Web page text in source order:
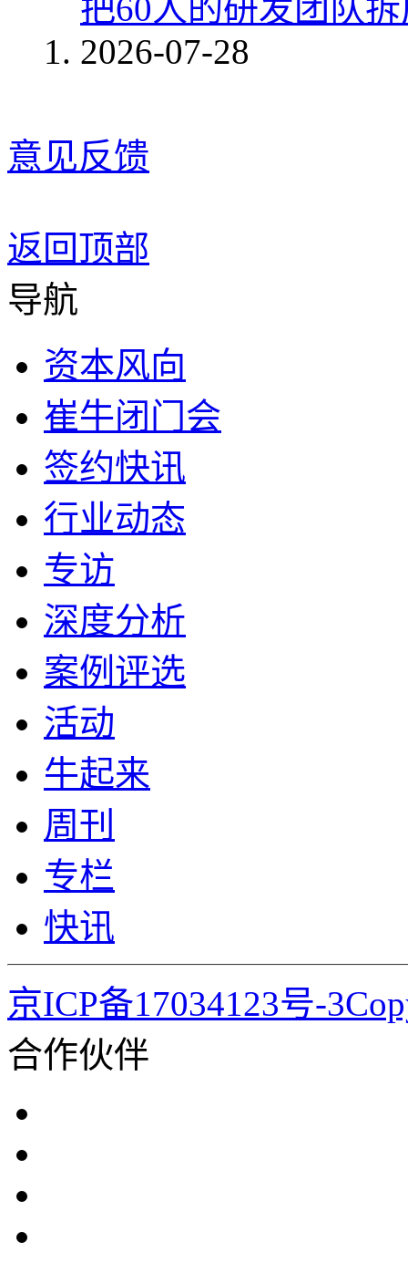
把60人的研发团队
2026-07-28
意见反馈
返回顶部
导航
资本风向
崔牛闭门会
签约快讯
行业动态
专访
深度分析
案例评选
活动
牛起来
周刊
专栏
快讯
京ICP备17034123号-
合作伙伴